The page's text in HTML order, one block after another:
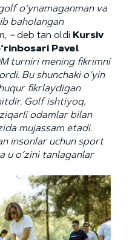
o‘ynamaganman va
baholangan
, –deb tan oldi Kursiv
‘rinbosari Pavel
turniri mening fikrimni
. Bu shunchaki o‘yin
fikrlaydigan
Golf ishtiyoq,
odamlar bilan
mujassam etadi.
insonlar uchun sport
u o‘zini tanlaganlar